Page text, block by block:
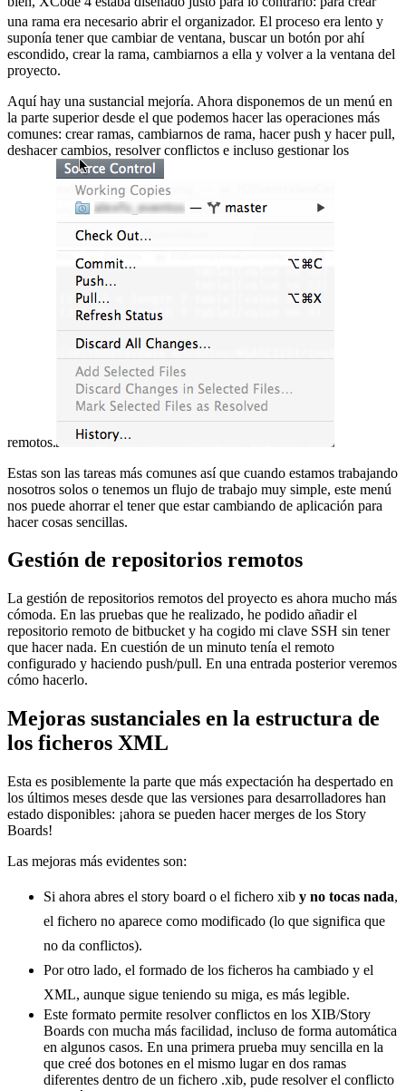
una rama era necesario abrir el organizador. El proceso era lento y
suponía tener que cambiar de ventana, buscar un botón por ahí
escondido, crear la rama, cambiarnos a ella y volver a la ventana del
proyecto.
Aquí hay una sustancial mejoría. Ahora disponemos de un menú en
la parte superior desde el que podemos hacer las operaciones más
comunes: crear ramas, cambiarnos de rama, hacer push y hacer pull,
deshacer cambios, resolver conflictos e incluso gestionar los
remotos.
Estas son las tareas más comunes así que cuando estamos trabajando
nosotros solos o tenemos un flujo de trabajo muy simple, este menú
nos puede ahorrar el tener que estar cambiando de aplicación para
hacer cosas sencillas.
Gestión de repositorios remotos
La gestión de repositorios remotos del proyecto es ahora mucho más
cómoda. En las pruebas que he realizado, he podido añadir el
repositorio remoto de bitbucket y ha cogido mi clave SSH sin tener
que hacer nada. En cuestión de un minuto tenía el remoto
configurado y haciendo push/pull. En una entrada posterior veremos
cómo hacerlo.
Mejoras sustanciales en la estructura de
los ficheros XML
Esta es posiblemente la parte que más expectación ha despertado en
los últimos meses desde que las versiones para desarrolladores han
estado disponibles: ¡ahora se pueden hacer merges de los Story
Boards!
Las mejoras más evidentes son:
Si ahora abres el story board o el fichero xib y no tocas nada,
el fichero no aparece como modificado (lo que significa que
no da conflictos).
Por otro lado, el formado de los ficheros ha cambiado y el
XML, aunque sigue teniendo su miga, es más legible.
Este formato permite resolver conflictos en los XIB/Story
Boards con mucha más facilidad, incluso de forma automática
en algunos casos. En una primera prueba muy sencilla en la
que creé dos botones en el mismo lugar en dos ramas
diferentes dentro de un fichero .xib, pude resolver el conflicto